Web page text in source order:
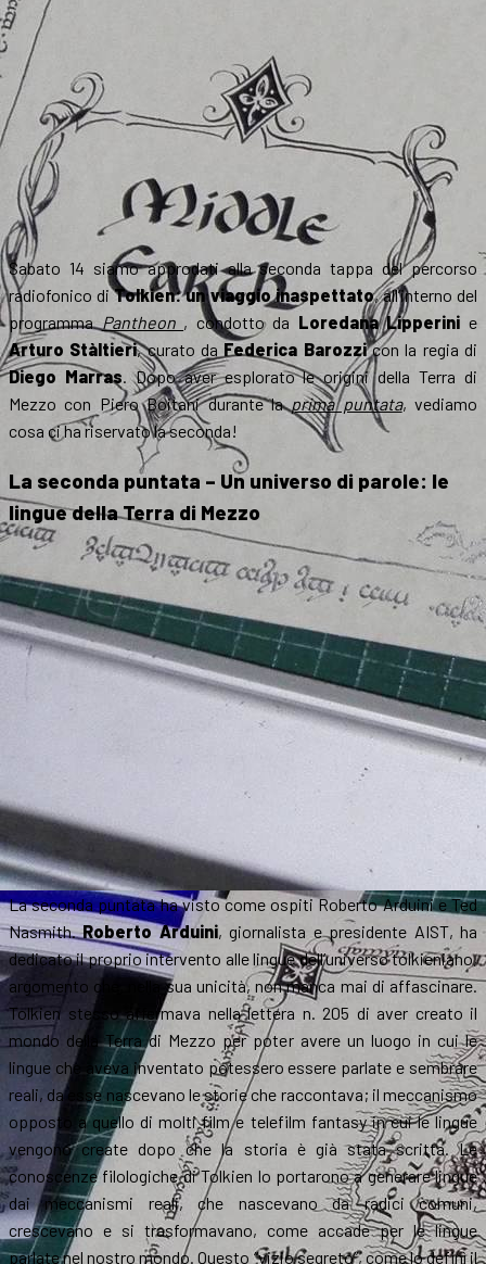
Sabato 14 siamo approdati alla seconda tappa del percorso
radiofonico diTolkien: un viaggio inaspettato, all’interno del
programmaPantheon , condotto da Loredana Lipperini e
Arturo Stàltieri, curato da Federica Barozzicon la regia di
Diego Marras. Dopo aver esplorato le origini della Terra di
Mezzo con Piero Boitani durante laprima puntata, vediamo
cosa ci ha riservato la seconda!
La seconda puntata – Un universo di parole: le
lingue della Terra di Mezzo
La seconda puntata ha visto come ospiti Roberto Arduini e Ted
Nasmith.Roberto Arduini, giornalista e presidente AIST, ha
dedicato il proprio intervento alle lingue dell’universo tolkieniano,
argomento che, nella sua unicità, non manca mai di affascinare.
Tolkien stesso affermava nella lettera n. 205 di aver creato il
mondo della Terra di Mezzo per poter avere un luogo in cui le
lingue che aveva inventato potessero essere parlate e sembrare
reali, da esse nascevano le storie che raccontava; il meccanismo
opposto a quello di molti film e telefilm fantasy in cui le lingue
vengono create dopo che la storia è già stata scritta. Le
conoscenze filologiche di Tolkien lo portarono a generare lingue
dai meccanismi reali, che nascevano da radici comuni,
crescevano e si trasformavano, come accade per le lingue
parlate nel nostro mondo. Questo “vizio segreto”, come lo definì il